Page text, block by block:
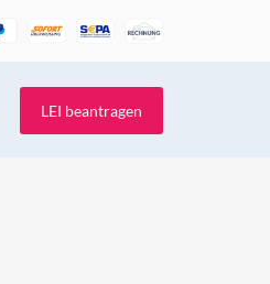
LEI beantragen